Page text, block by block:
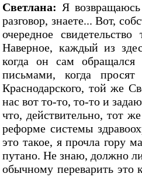
Светлана: Я
разговор, знаете... Вот,
очередное
Наверное, каждый из
когда он сам
письмами, когда просят
Краснодарского, той же
нас вот то-то, то-то и
что, действительно, тот
реформе системы
это такое, я прочла гору
путано. Не знаю, должно
обычному переварить это